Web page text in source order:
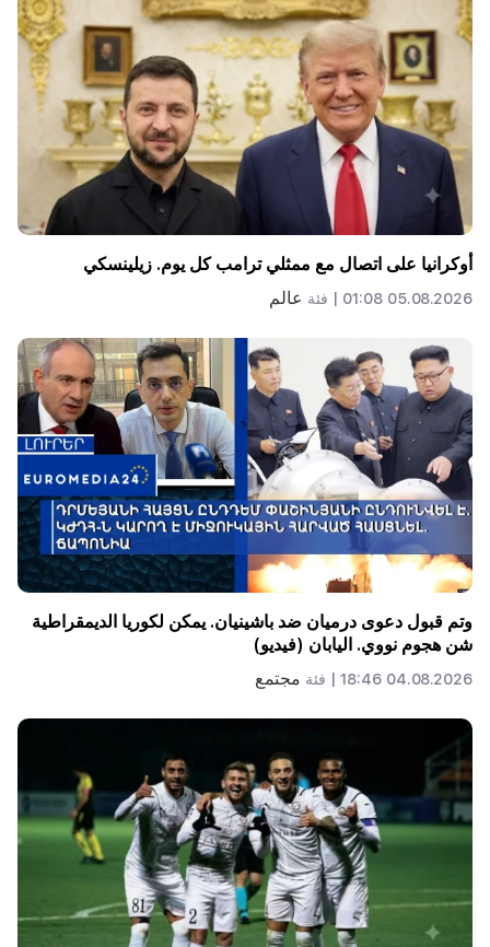
أوكرانيا على اتصال مع ممثلي ترامب كل يوم. زيلينسكي
05.08.2026 01:08 | فئة عالم
وتم قبول دعوى درميان ضد باشينيان. يمكن لكوريا الديمقراطية
شن هجوم نووي. اليابان (فيديو)
04.08.2026 18:46 | فئة مجتمع